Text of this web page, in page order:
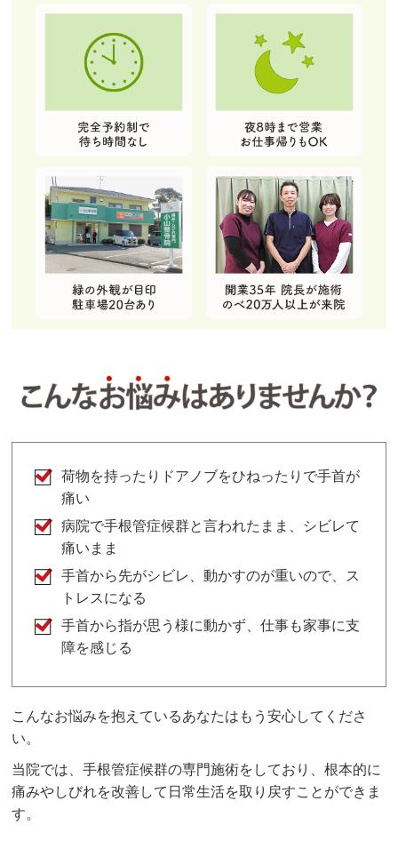
荷物を持ったりドアノブをひねったりで手首が
痛い
病院で手根管症候群と言われたまま、シビレて
痛いまま
手首から先がシビレ、動かすのが重いので、ス
トレスになる
手首から指が思う様に動かず、仕事も家事に支
障を感じる
こんなお悩みを抱えているあなたはもう安心してくださ
い。
当院では、手根管症候群の専門施術をしており、根本的に
痛みやしびれを改善して日常生活を取り戻すことができま
す。